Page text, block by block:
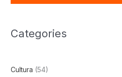
Categories
Cultura (54)